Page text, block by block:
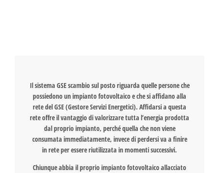
Il sistema GSE scambio sul posto riguarda quelle persone che
possiedono un impianto fotovoltaico e che si affidano alla
rete del GSE (Gestore Servizi Energetici). Affidarsi a questa
rete offre il vantaggio di valorizzare tutta l’energia prodotta
dal proprio impianto, perché quella che non viene
consumata immediatamente, invece di perdersi va a finire
in rete per essere riutilizzata in momenti successivi.
Chiunque abbia il proprio impianto fotovoltaico allacciato